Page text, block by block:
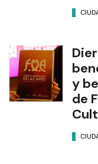
y
de